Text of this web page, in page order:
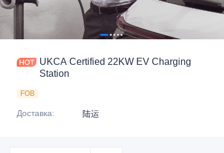
UKCA Certified 22KW EV Charging
Station
FOB
Доставка: 陆运